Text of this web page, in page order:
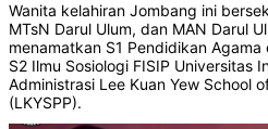
Wanita kelahiran Jombang ini
MTsN Darul Ulum, dan MAN Darul
menamatkan S1 Pendidikan
S2 Ilmu Sosiologi FISIP Universitas
Administrasi Lee Kuan Yew School
(LKYSPP).